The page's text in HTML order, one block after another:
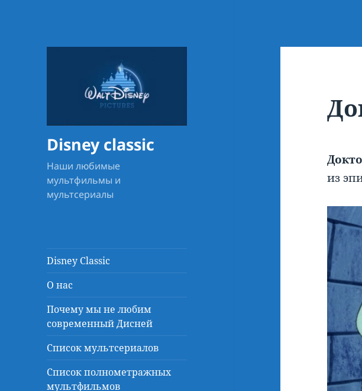
Disney classic
Наши любимые
мультфильмы и
мультсериалы
Disney Classic
О нас
Почему мы не любим
современный Дисней
Список мультсериалов
Список полнометражных
мультфильмов
из